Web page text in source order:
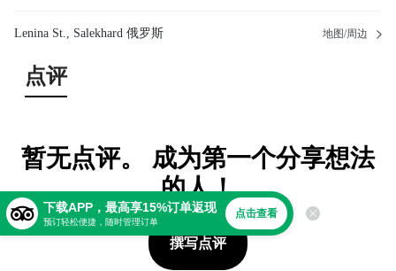
Lenina St., Salekhard 俄罗斯 地图/周边
点评
暂无点评。 成为第一个分享想法
的人！
撰写点评
下载APP，最高享15%订单返现
预订轻松便捷，随时管理订单
点击查看